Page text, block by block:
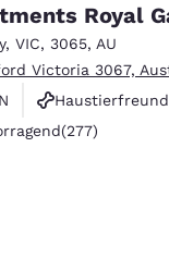
Royal
, VIC, 3065, AU
Victoria 3067,
Hervorragend.
(277)